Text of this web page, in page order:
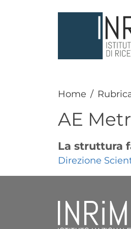
Home
AE
La struttura
Direzione